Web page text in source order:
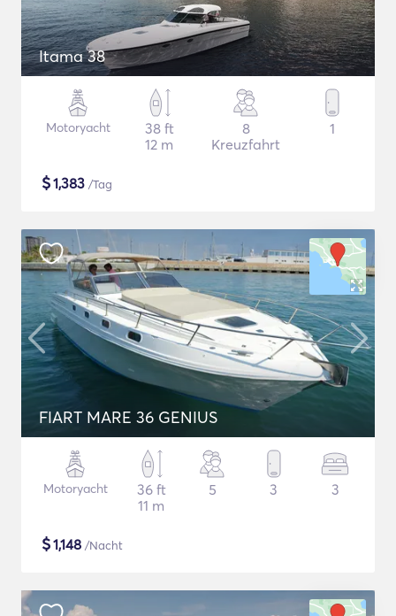
Itama 38
Motoryacht
38 ft
12 m
8
Kreuzfahrt
1
$1,383 /Tag
FIART MARE 36 GENIUS
Motoryacht
36 ft
11 m
5 3 3
$1,148 /Nacht